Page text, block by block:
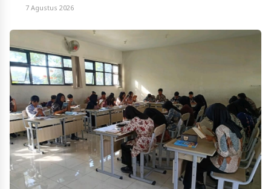
7 Agustus 2026